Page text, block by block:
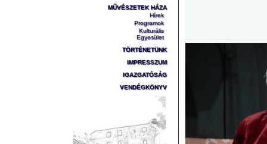
MŰVÉSZETEK HÁZA
Hírek
Programok
Kulturális
Egyesület
TÖRTÉNETÜNK
IMPRESSZUM
IGAZGATÓSÁG
VENDÉGKÖNYV